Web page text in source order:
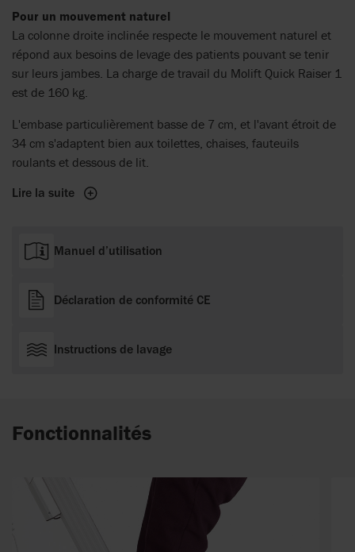
Pour un mouvement naturel
La colonne droite inclinée respecte le mouvement naturel et
répond aux besoins de levage des patients pouvant se tenir
sur leurs jambes. La charge de travail du Molift Quick Raiser 1
est de 160 kg.
L'embase particulièrement basse de 7 cm, et l'avant étroit de
34 cm s'adaptent bien aux toilettes, chaises, fauteuils
roulants et dessous de lit.
Lire la suite
Manuel d’utilisation
Déclaration de conformité CE
Instructions de lavage
Fonctionnalités